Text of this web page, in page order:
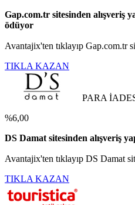
Gap.com.tr sitesinden alışveriş
ödüyor
Avantajix'ten tıklayıp Gap.com.tr
TIKLA KAZAN
PARA
%6,00
DS Damat sitesinden alışveriş
Avantajix'ten tıklayıp DS Damat
TIKLA KAZAN